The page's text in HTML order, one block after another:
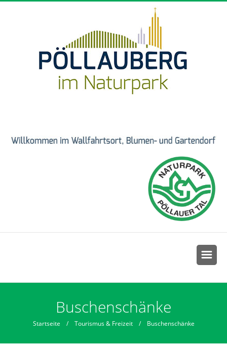
Buschenschänke
Startseite / Tourismus & Freizeit/ Buschenschänke